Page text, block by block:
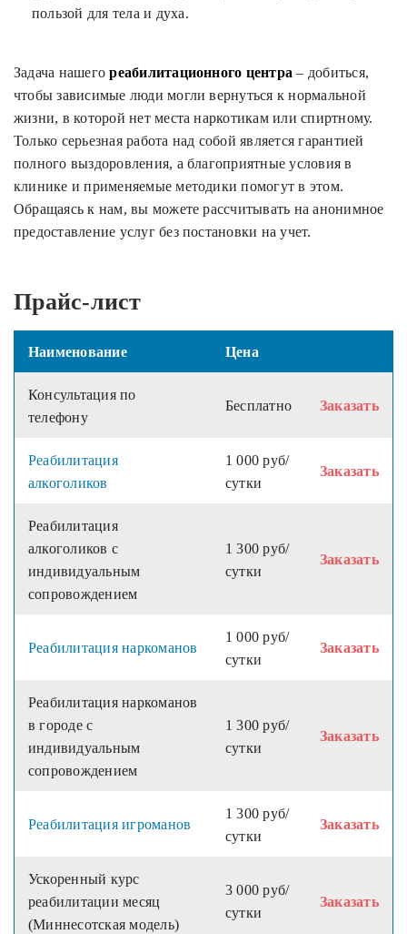
пользой для тела и духа.
Задача нашегореабилитационного центра – добиться,
чтобы зависимые люди могли вернуться к нормальной
жизни, в которой нет места наркотикам или спиртному.
Только серьезная работа над собой является гарантией
полного выздоровления, а благоприятные условия в
клинике и применяемые методики помогут в этом.
Обращаясь к нам, вы можете рассчитывать на анонимное
предоставление услуг без постановки на учет.
Прайс-лист
Наименование Цена
Консультация по
телефону
Бесплатно Заказать
Реабилитация
алкоголиков
1 000 руб/
сутки
Заказать
Реабилитация
алкоголиков с
индивидуальным
сопровождением
1 300 руб/
сутки
Заказать
Реабилитация наркоманов
1 000 руб/
сутки
Заказать
Реабилитация наркоманов
в городе с
индивидуальным
сопровождением
1 300 руб/
сутки
Заказать
Реабилитация игроманов
1 300 руб/
сутки
Заказать
Ускоренный курс
реабилитации месяц
(Миннесотская модель)
3 000 руб/
сутки
Заказать